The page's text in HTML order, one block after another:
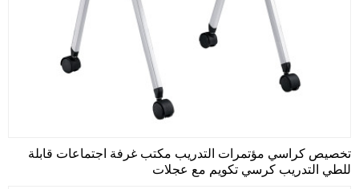
تخصيص كراسي مؤتمرات التدريب مكتب غرفة اجتماعات قابلة
للطي التدريب كرسي تكويم مع عجلات